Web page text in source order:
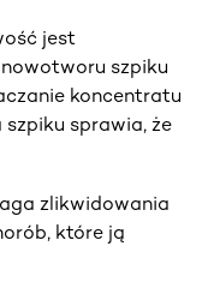
jest
szpiku
koncentratu
szpiku sprawia, że
zlikwidowania
które ją